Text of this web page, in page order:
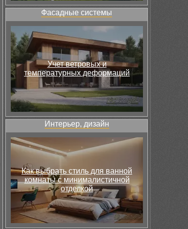
Фасадные системы
Учет ветровых и
температурных деформаций
Интерьер, дизайн
Как выбрать стиль для ванной
комнаты с минималистичной
отделкой